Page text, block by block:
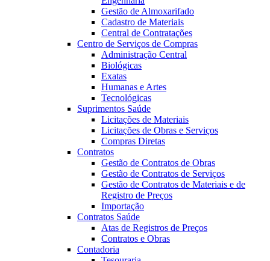
Gestão de Almoxarifado
Cadastro de Materiais
Central de Contratações
Centro de Serviços de Compras
Administração Central
Biológicas
Exatas
Humanas e Artes
Tecnológicas
Suprimentos Saúde
Licitações de Materiais
Licitações de Obras e Serviços
Compras Diretas
Contratos
Gestão de Contratos de Obras
Gestão de Contratos de Serviços
Gestão de Contratos de Materiais e de
Registro de Preços
Importação
Contratos Saúde
Atas de Registros de Preços
Contratos e Obras
Contadoria